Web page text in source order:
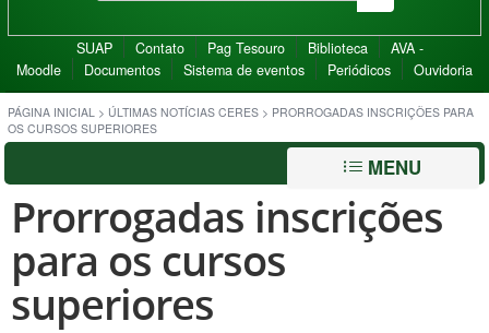
SUAP Contato Pag Tesouro Biblioteca
AVA -
Moodle
Documentos Sistema de eventos Periódicos Ouvidoria
PÁGINA INICIAL > ÚLTIMAS NOTÍCIAS CERES > PRORROGADAS INSCRIÇÕES PARA
OS CURSOS SUPERIORES
MENU
Prorrogadas inscrições
para os cursos
superiores